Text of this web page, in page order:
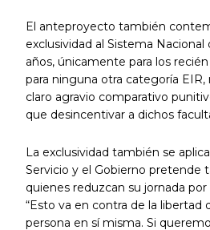
El anteproyecto también
exclusividad al Sistema Nacional
años, únicamente para los
para ninguna otra categoría
claro agravio comparativo
que desincentivar a dichos
La exclusividad también se
Servicio y el Gobierno pretende
quienes reduzcan su jornada
“Esto va en contra de la libertad
persona en sí misma. Si